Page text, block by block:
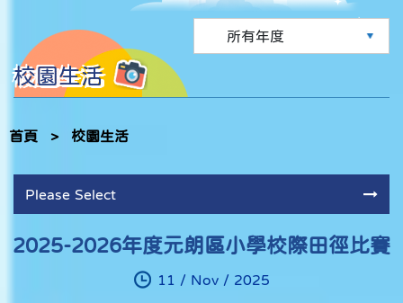
校園生活
首頁 > 校園生活
Please Select
2025-2026年度元朗區小學校際田徑比賽
11 / Nov / 2025